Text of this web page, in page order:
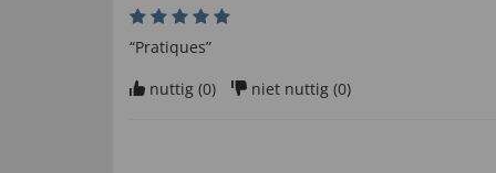
“Pratiques”
nuttig (0) niet nuttig (0)